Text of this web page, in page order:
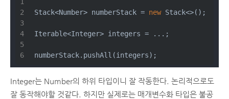
Stack<Number> numberStack = new Stack<>();
Iterable<Integer> integers = ...;
numberStack.pushAll(integers);
Integer는 Number의 하위 타입이니 잘 작동한다. 논리적으로도
잘 동작해야할 것같다. 하지만 실제로는 매개변수화 타입은 불공